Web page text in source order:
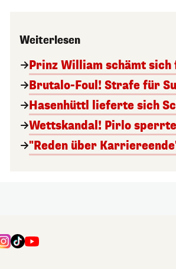
Weiterlesen
Prinz William schämt
Brutalo-Foul! Strafe für
Hasenhüttl lieferte sich
Wettskandal! Pirlo
"Reden über